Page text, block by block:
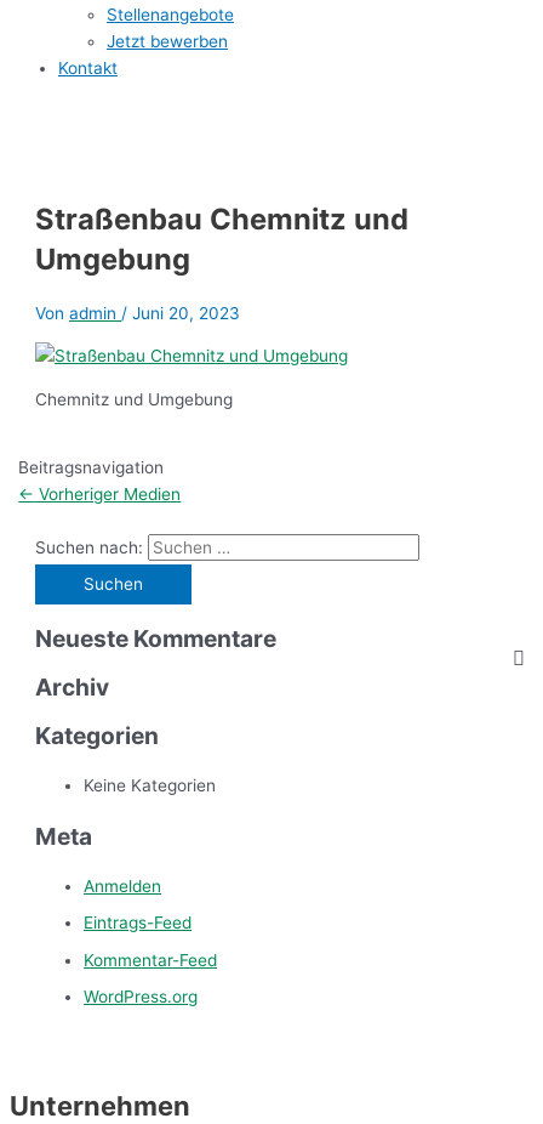
Stellenangebote
Jetzt bewerben
Kontakt
Straßenbau Chemnitz und
Umgebung
Vonadmin/Juni 20, 2023
Chemnitz und Umgebung
Beitragsnavigation
← Vorheriger Medien
Suchen nach:
Neueste Kommentare
Archiv
Kategorien
Keine Kategorien
Meta
Anmelden
Eintrags-Feed
Kommentar-Feed
WordPress.org
Unternehmen